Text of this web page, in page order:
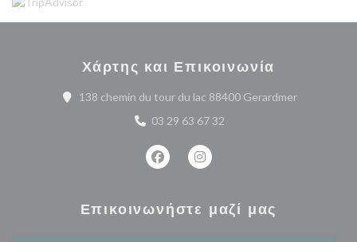
Χάρτης και Επικοινωνία
138 chemin du tour du lac 88400 Gerardmer((ανοίγει
03 29 63 67 32
Facebook ((ανοίγει σε νέο
Instagram ((ανοίγει σε νέο
Επικοινωνήστε μαζί μας